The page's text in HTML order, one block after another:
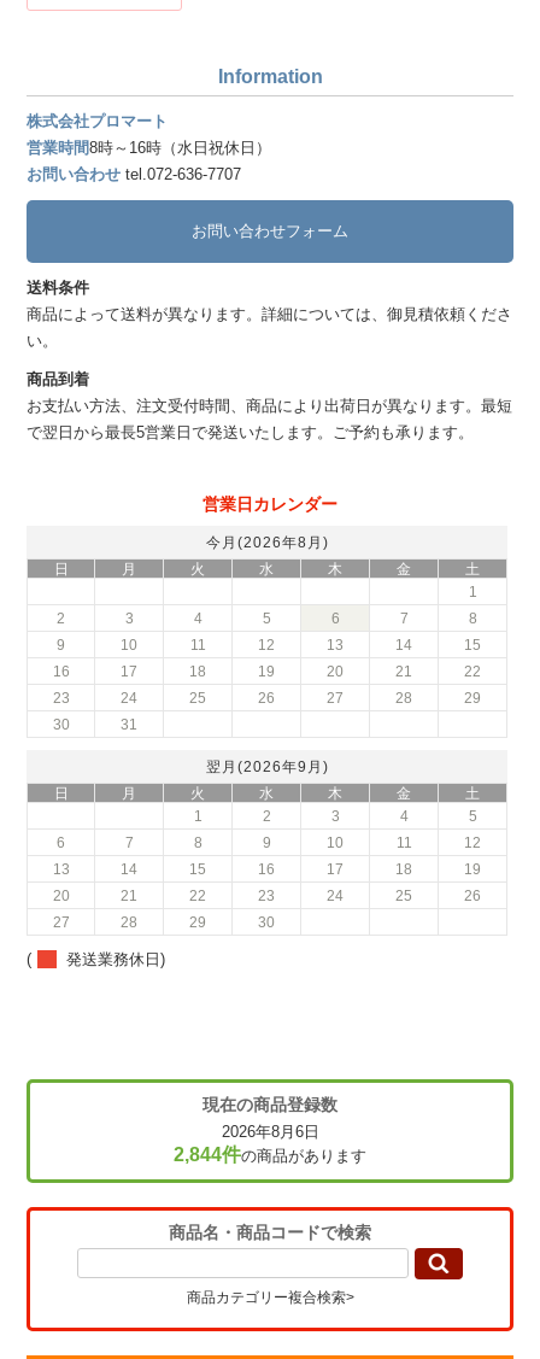
Information
株式会社プロマート
営業時間8時～16時（水日祝休日）
お問い合わせ tel.072-636-7707
お問い合わせフォーム
送料条件
商品によって送料が異なります。詳細については、御見積依頼くださ
い。
商品到着
お支払い方法、注文受付時間、商品により出荷日が異なります。最短
で翌日から最長5営業日で発送いたします。ご予約も承ります。
営業日カレンダー
今月(2026年8月)
日
月 火 水 木 金
土
1
2
3 4 5 6 7
8
9
10 11 12 13 14
15
16
17 18 19 20 21
22
23
24 25 26 27 28
29
30
31
翌月(2026年9月)
日
月 火 水 木 金
土
1
2 3 4
5
6
7 8 9 10 11
12
13
14 15 16 17 18
19
20
21 22 23 24 25
26
27
28 29 30
( 発送業務休日)
現在の商品登録数
2026年8月6日
2,844件の商品があります
商品名・商品コードで検索
商品カテゴリー複合検索>